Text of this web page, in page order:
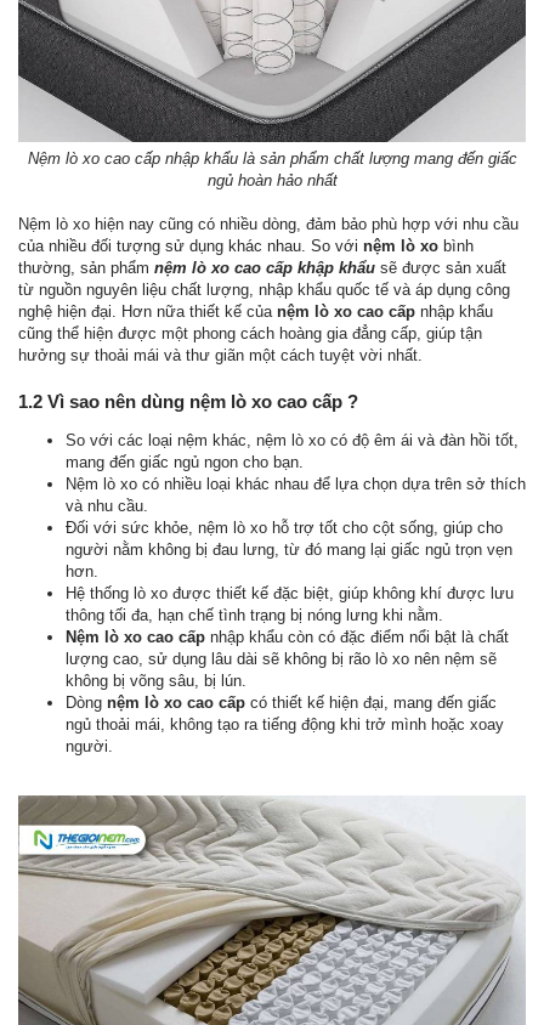
Nệm lò xo cao cấp nhập khẩu là sản phẩm chất lượng mang đến giấc
ngủ hoàn hảo nhất
Nệm lò xo hiện nay cũng có nhiều dòng, đảm bảo phù hợp với nhu cầu
của nhiều đối tượng sử dụng khác nhau. So với nệm lò xo bình
thường, sản phẩm nệm lò xo cao cấp khập khẩu sẽ được sản xuất
từ nguồn nguyên liệu chất lượng, nhập khẩu quốc tế và áp dụng công
nghệ hiện đại. Hơn nữa thiết kế của nệm lò xo cao cấp nhập khẩu
cũng thể hiện được một phong cách hoàng gia đẳng cấp, giúp tận
hưởng sự thoải mái và thư giãn một cách tuyệt vời nhất.
1.2 Vì sao nên dùng nệm lò xo cao cấp ?
So với các loại nệm khác, nệm lò xo có độ êm ái và đàn hồi tốt,
mang đến giấc ngủ ngon cho bạn.
Nệm lò xo có nhiều loại khác nhau để lựa chọn dựa trên sở thích
và nhu cầu.
Đối với sức khỏe, nệm lò xo hỗ trợ tốt cho cột sống, giúp cho
người nằm không bị đau lưng, từ đó mang lại giấc ngủ trọn vẹn
hơn.
Hệ thống lò xo được thiết kế đặc biệt, giúp không khí được lưu
thông tối đa, hạn chế tình trạng bị nóng lưng khi nằm.
Nệm lò xo cao cấp nhập khẩu còn có đặc điểm nổi bật là chất
lượng cao, sử dụng lâu dài sẽ không bị rão lò xo nên nệm sẽ
không bị võng sâu, bị lún.
Dòng nệm lò xo cao cấp có thiết kế hiện đại, mang đến giấc
ngủ thoải mái, không tạo ra tiếng động khi trở mình hoặc xoay
người.